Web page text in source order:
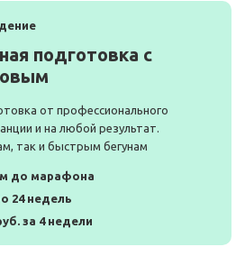
подготовка с
от профессионального
и на любой результат.
так и быстрым бегунам
до марафона
24 недель
за 4 недели